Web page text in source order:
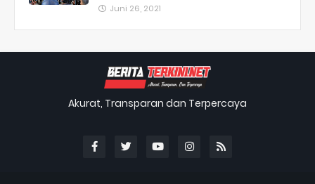
Juni 26, 2021
Akurat, Transparan dan Terpercaya